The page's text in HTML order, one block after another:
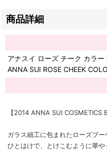
商品詳細
アナスイ ローズ チーク カラ
ANNA SUI ROSE CHEEK
【2014 ANNA SUI
ガラス細工に包まれたローズブー
ひとはけで、とけこむように華や